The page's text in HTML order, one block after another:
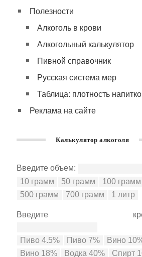
Полезности
Алкоголь в крови
Алкогольный калькулятор
Пивной справочник
Русская система мер
Таблица: плотность
Реклама на сайте
Калькулятор алкоголя
Введите объем:
Введите